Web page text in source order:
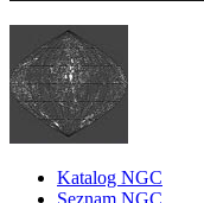
Katalog NGC
Seznam NGC